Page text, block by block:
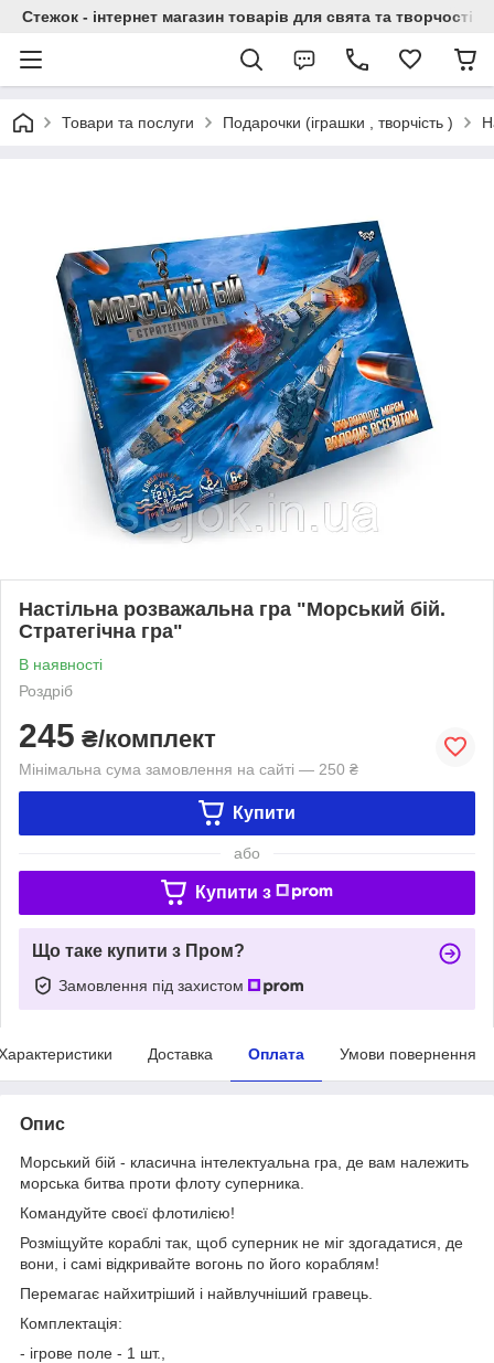
Стежок - інтернет магазин товарів для свята та творчості
Товари та послуги Подарочки (іграшки , творчість )
Настільна розважальна гра "Морський бій.
Стратегічна гра"
В наявності
Роздріб
245 ₴/комплект
Мінімальна сума замовлення на сайті — 250 ₴
Купити
або
Купити з
Що таке купити з Пром?
Замовлення під захистом
Доставка Оплата Умови повернення
Опис
Морський бій - класична інтелектуальна гра, де вам належить
морська битва проти флоту суперника.
Командуйте своєї флотилією!
Розміщуйте кораблі так, щоб суперник не міг здогадатися, де
вони, і самі відкривайте вогонь по його кораблям!
Перемагає найхитріший і найвлучніший гравець.
Комплектація:
- ігрове поле - 1 шт.,